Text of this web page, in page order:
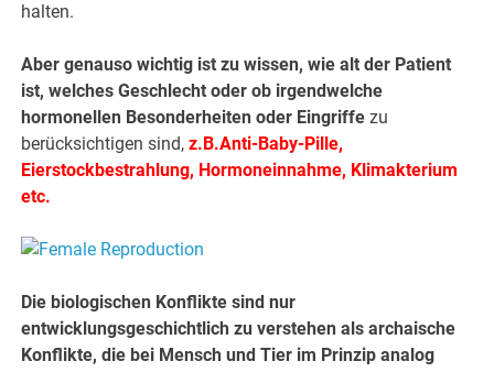
halten.
Aber genauso wichtig ist zu wissen, wie alt der Patient
ist, welches Geschlecht oder ob irgendwelche
hormonellen Besonderheiten oder Eingriffe zu
berücksichtigen sind,z.B.Anti-Baby-Pille,
Eierstockbestrahlung, Hormoneinnahme, Klimakterium
etc.
Die biologischen Konflikte sind nur
entwicklungsgeschichtlich zu verstehen als archaische
Konflikte, die bei Mensch und Tier im Prinzip analog